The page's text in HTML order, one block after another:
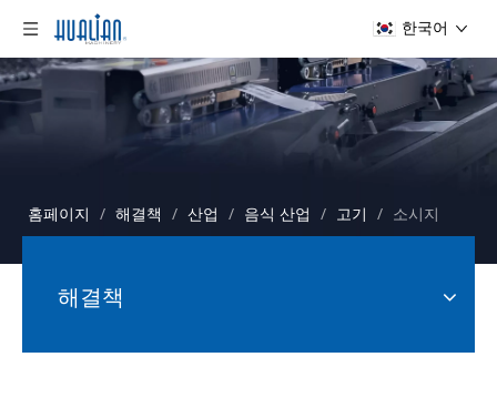
한국어
홈페이지 / 해결책 / 산업 / 음식 산업 / 고기 / 소시지
해결책